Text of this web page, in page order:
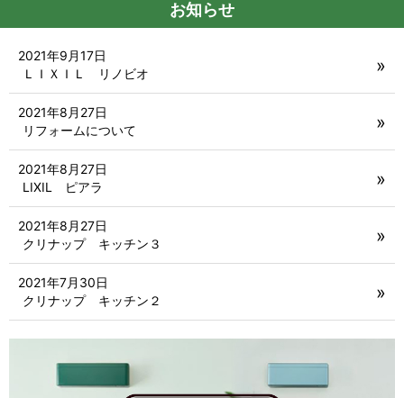
お知らせ
ＬＩＸＩＬ リノビオ
2021年9月17日
リフォームについて
2021年8月27日
LIXIL ピアラ
2021年8月27日
クリナップ キッチン３
2021年8月27日
クリナップ キッチン２
2021年7月30日